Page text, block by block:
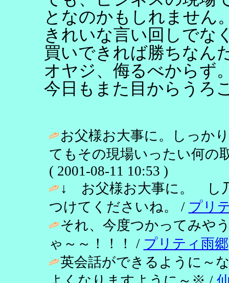
となのかもしれません
きれいな言い回しでな
買いできれば勝ちなん
オヤジ、侮るべからず
今日もまた目からうろ
お父様お大事に。しっか
てもその現場いったい何の
( 2001-08-11 10:53 )
↓ お父様お大事に。 し
つけてくださいね。 / プリ
それ、今度つかってみや
ゃ～～！！！ / プリティ雨郷
英会話ができるように